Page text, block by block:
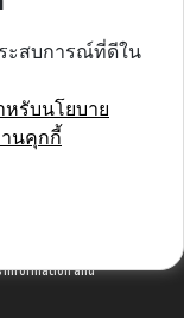
ะสบการณ์ที่ดีใน
หรับนโยบาย
นคุกกี้
Sign me up
Information and